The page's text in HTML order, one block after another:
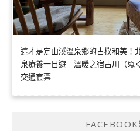
這才是定山溪溫泉鄉的古樸和美！
泉療養一日遊｜溫暖之宿古川（ぬ
交通套票